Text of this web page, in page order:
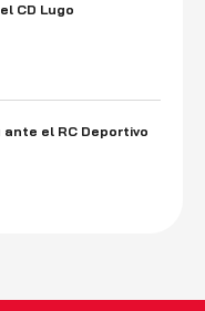
CD Lugo
el RC Deportivo